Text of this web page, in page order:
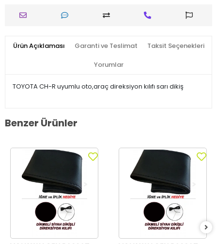
Ürün Açıklaması Garanti ve Teslimat Taksit Seçenekleri
Yorumlar
TOYOTA CH-R uyumlu oto,araç direksiyon kılıfı sarı dikiş
Benzer Ürünler